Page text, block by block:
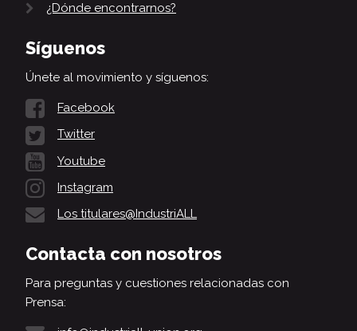
¿Dónde encontrarnos?
Síguenos
Únete al movimiento y síguenos:
Facebook
Twitter
Youtube
Instagram
Los titulares@IndustriALL
Contacta con nosotros
Para preguntas y cuestiones relacionadas con
Prensa: